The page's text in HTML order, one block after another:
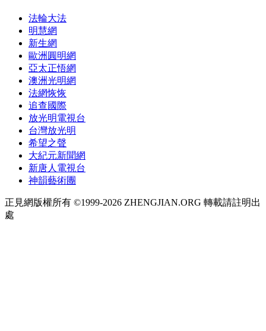
法輪大法
明慧網
新生網
歐洲圓明網
亞太正悟網
澳洲光明網
法網恢恢
追查國際
放光明電視台
台灣放光明
希望之聲
大紀元新聞網
新唐人電視台
神韻藝術團
正見網版權所有 ©1999-2026 ZHENGJIAN.ORG 轉載請註明出
處